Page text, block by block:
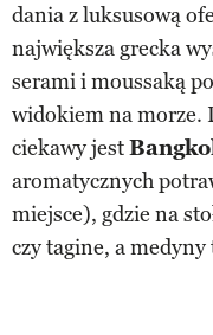
dania z luksusową
największa grecka
serami i moussaką
widokiem na morze.
ciekawy jest
aromatycznych
miejsce), gdzie na
czy tagine, a